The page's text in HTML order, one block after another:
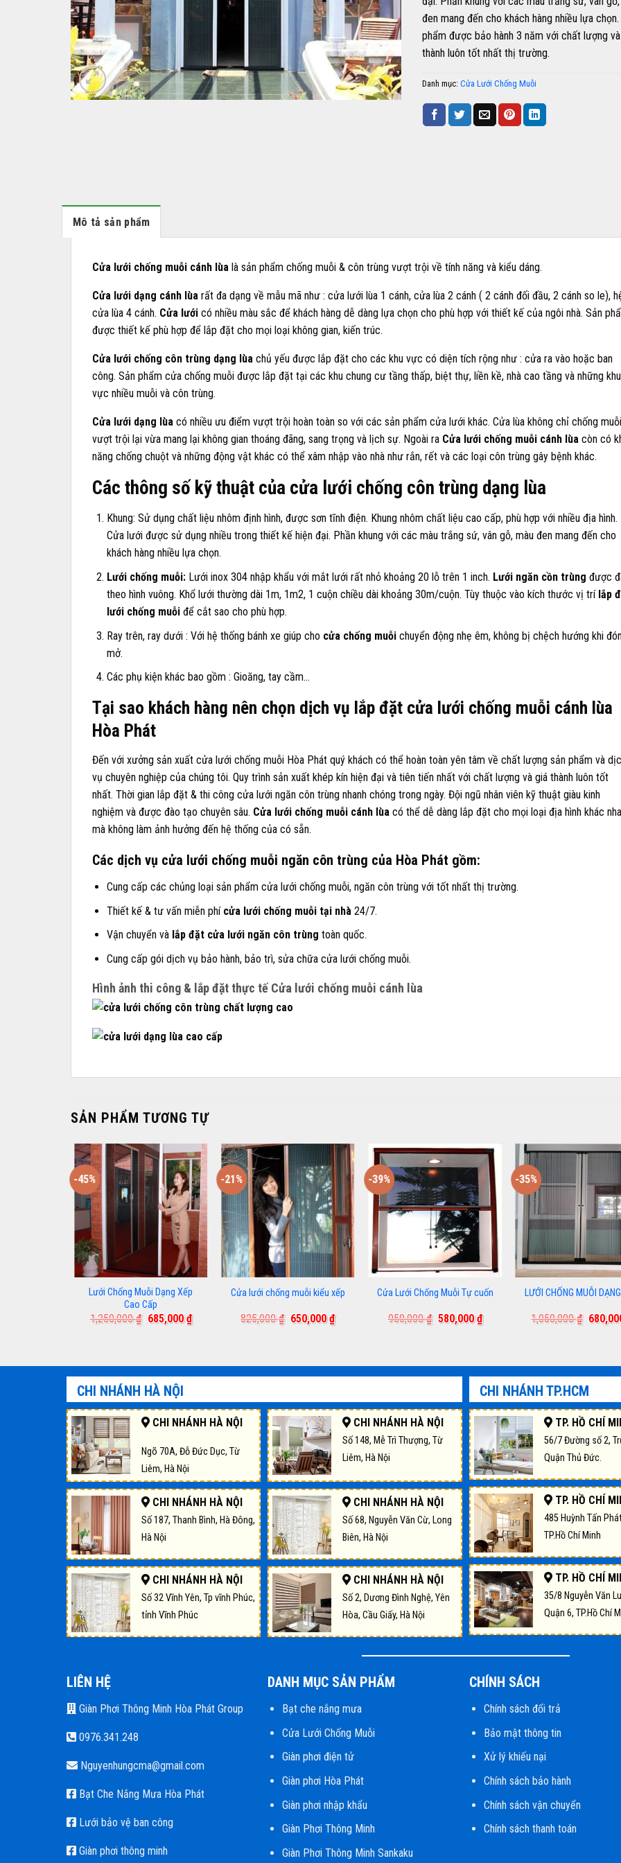
đen mang đến cho khách hàng nhiều lựa chọn.
phẩm được bảo hành 3 năm với chất lượng
thành luôn tốt nhất thị trường.
Danh mục: Cửa Lưới Chống Muỗi
Mô tả sản phẩm
Cửa lưới chống muỗi cánh lùa là sản phẩm chống muỗi & côn trùng vượt trội về tính năng và kiểu dáng.
Cửa lưới dạng cánh lùa rất đa dạng về mẫu mã như : cửa lưới lùa 1 cánh, cửa lùa 2 cánh ( 2 cánh đối đầu, 2 cánh so le),
cửa lùa 4 cánh. Cửa lưới có nhiều màu sắc để khách hàng dễ dàng lựa chọn cho phù hợp với thiết kế của ngôi nhà. Sản
được thiết kế phù hợp để lắp đặt cho mọi loại không gian, kiến trúc.
Cửa lưới chống côn trùng dạng lùa chủ yếu được lắp đặt cho các khu vực có diện tích rộng như : cửa ra vào hoặc ban
công. Sản phẩm cửa chống muỗi được lắp đặt tại các khu chung cư tầng thấp, biệt thự, liền kề, nhà cao tầng và những khu
vực nhiều muỗi và côn trùng.
Cửa lưới dạng lùa có nhiều ưu điểm vượt trội hoàn toàn so với các sản phẩm cửa lưới khác. Cửa lùa không chỉ chống muỗi
vượt trội lại vừa mang lại không gian thoáng đãng, sang trọng và lịch sự. Ngoài ra Cửa lưới chống muỗi cánh lùa còn có
năng chống chuột và những động vật khác có thể xâm nhập vào nhà như rắn, rết và các loại côn trùng gây bệnh khác.
Các thông số kỹ thuật của cửa lưới chống côn trùng dạng lùa
Khung: Sử dụng chất liệu nhôm định hình, được sơn tĩnh điện. Khung nhôm chất liệu cao cấp, phù hợp với nhiều địa hình.
Cửa lưới được sử dụng nhiều trong thiết kế hiện đại. Phần khung với các màu trắng sứ, vân gỗ, màu đen mang đến cho
khách hàng nhiều lựa chọn.
Lưới chống muỗi:Lưới inox 304 nhập khẩu với mắt lưới rất nhỏ khoảng 20 lỗ trên 1 inch. Lưới ngăn cồn trùng được
theo hình vuông. Khổ lưới thường dài 1m, 1m2, 1 cuộn chiều dài khoảng 30m/cuộn. Tùy thuộc vào kích thước vị trí lắp
lưới chống muỗi để cắt sao cho phù hợp.
Ray trên, ray dưới : Với hệ thống bánh xe giúp cho cửa chống muỗi chuyển động nhẹ êm, không bị chệch hướng khi
mở.
Các phụ kiện khác bao gồm : Gioăng, tay cầm…
Tại sao khách hàng nên chọn dịch vụ lắp đặt cửa lưới chống muỗi cánh lùa
Hòa Phát
Đến với xưởng sản xuất cửa lưới chống muỗi Hòa Phát quý khách có thể hoàn toàn yên tâm về chất lượng sản phẩm và
vụ chuyên nghiệp của chúng tôi. Quy trình sản xuất khép kín hiện đại và tiên tiến nhất với chất lượng và giá thành luôn tốt
nhất. Thời gian lắp đặt & thi công cửa lưới ngăn côn trùng nhanh chóng trong ngày. Đội ngũ nhân viên kỹ thuật giàu kinh
nghiệm và được đào tạo chuyên sâu. Cửa lưới chống muỗi cánh lùa có thể dễ dàng lắp đặt cho mọi loại địa hình khác
mà không làm ảnh hưởng đến hệ thống của có sẵn.
Các dịch vụ cửa lưới chống muỗi ngăn côn trùng của Hòa Phát gồm:
Cung cấp các chủng loại sản phẩm cửa lưới chống muỗi, ngăn côn trùng với tốt nhất thị trường.
Thiết kế & tư vấn miễn phí cửa lưới chống muỗi tại nhà 24/7.
Vận chuyển và lắp đặt cửa lưới ngăn côn trùng toàn quốc.
Cung cấp gói dịch vụ bảo hành, bảo trì, sửa chữa cửa lưới chống muỗi.
Hình ảnh thi công & lắp đặt thực tế Cửa lưới chống muỗi cánh lùa
SẢN PHẨM TƯƠNG TỰ
-45%
Lưới Chống Muỗi Dạng Xếp
Cao Cấp
1,250,000₫ Giá
685,000₫Giá
hiện
-21%
Cửa lưới chống muỗi kiểu xếp
825,000₫ Giá
650,000₫Giá
hiện
-39%
Cửa Lưới Chống Muỗi Tự cuốn
950,000₫ Giá
580,000₫Giá
hiện
-35%
LƯỚI CHỐNG MUỖI
1,050,000₫ Giá
CHI NHÁNH HÀ NỘI
CHI NHÁNH HÀ NỘI
Ngõ 70A, Đỗ Đức Dục, Từ
Liêm, Hà Nội
CHI NHÁNH HÀ NỘI
Số 148, Mễ Trì Thượng, Từ
Liêm, Hà Nội
CHI NHÁNH HÀ NỘI
Số 187, Thanh Bình, Hà Đông,
Hà Nội
CHI NHÁNH HÀ NỘI
Số 68, Nguyễn Văn Cừ, Long
Biên, Hà Nội
CHI NHÁNH HÀ NỘI
Số 32 Vĩnh Yên, Tp vĩnh Phúc,
tỉnh Vĩnh Phúc
CHI NHÁNH HÀ NỘI
Số 2, Dương Đình Nghệ, Yên
Hòa, Cầu Giấy, Hà Nội
CHI NHÁNH TP.HCM
TP. HỒ CHÍ
56/7 Đường số 2,
Quận Thủ Đức.
TP. HỒ CHÍ
485 Huỳnh Tấn
TP.Hồ Chí Minh
TP. HỒ CHÍ
35/8 Nguyễn Văn
Quận 6, TP.Hồ Chí
LIÊN HỆ
Giàn Phơi Thông Minh Hòa Phát Group
0976.341.248
Nguyenhungcma@gmail.com
Bạt Che Nắng Mưa Hòa Phát
Lưới bảo vệ ban công
Giàn phơi thông minh
DANH MỤC SẢN PHẨM
Bạt che nắng mưa
Cửa Lưới Chống Muỗi
Giàn phơi điện tử
Giàn phơi Hòa Phát
Giàn phơi nhập khẩu
Giàn Phơi Thông Minh
Giàn Phơi Thông Minh Sankaku
CHÍNH SÁCH
Chính sách đổi trả
Bảo mật thông tin
Xử lý khiếu nại
Chính sách bảo hành
Chính sách vận chuyển
Chính sách thanh toán